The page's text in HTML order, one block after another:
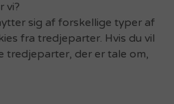
vi?
sig af forskellige typer af
fra tredjeparter. Hvis du vil
tredjeparter, der er tale om,